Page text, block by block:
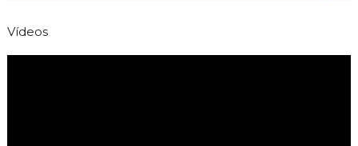
Vídeos